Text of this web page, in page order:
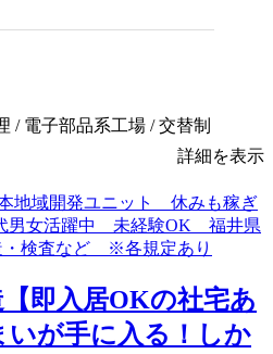
/ 電子部品系工場 / 交替制
詳細を表示
即入居OKの社宅あ
いが手に入る！しか